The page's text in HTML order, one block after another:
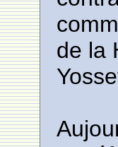
de la